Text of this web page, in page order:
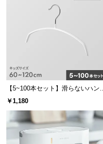
【5~100本セット】滑らないハンガ
ー キッズサイズ
￥1,180